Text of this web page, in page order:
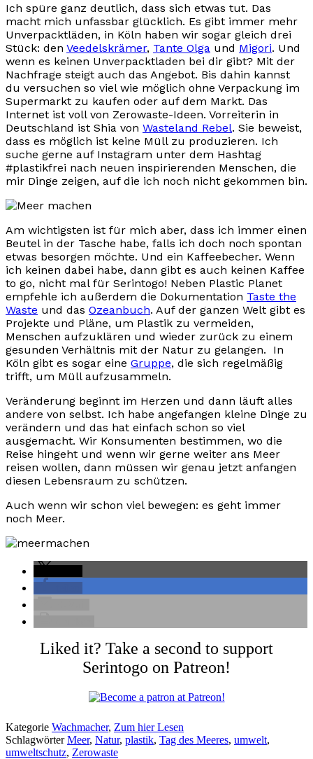
Ich spüre ganz deutlich, dass sich etwas tut. Das
macht mich unfassbar glücklich. Es gibt immer mehr
Unverpacktläden, in Köln haben wir sogar gleich drei
Stück: den Veedelskrämer, Tante Olga und Migori. Und
wenn es keinen Unverpacktladen bei dir gibt? Mit der
Nachfrage steigt auch das Angebot. Bis dahin kannst
du versuchen so viel wie möglich ohne Verpackung im
Supermarkt zu kaufen oder auf dem Markt. Das
Internet ist voll von Zerowaste-Ideen. Vorreiterin in
Deutschland ist Shia von Wasteland Rebel. Sie beweist,
dass es möglich ist keine Müll zu produzieren. Ich
suche gerne auf Instagram unter dem Hashtag
#plastikfrei nach neuen inspirierenden Menschen, die
mir Dinge zeigen, auf die ich noch nicht gekommen bin.
Am wichtigsten ist für mich aber, dass ich immer einen
Beutel in der Tasche habe, falls ich doch noch spontan
etwas besorgen möchte. Und ein Kaffeebecher. Wenn
ich keinen dabei habe, dann gibt es auch keinen Kaffee
to go, nicht mal für Serintogo! Neben Plastic Planet
empfehle ich außerdem die Dokumentation Taste the
Waste und das Ozeanbuch. Auf der ganzen Welt gibt es
Projekte und Pläne, um Plastik zu vermeiden,
Menschen aufzuklären und wieder zurück zu einem
gesunden Verhältnis mit der Natur zu gelangen. In
Köln gibt es sogar eine Gruppe, die sich regelmäßig
trifft, um Müll aufzusammeln.
Veränderung beginnt im Herzen und dann läuft alles
andere von selbst. Ich habe angefangen kleine Dinge zu
verändern und das hat einfach schon so viel
ausgemacht. Wir Konsumenten bestimmen, wo die
Reise hingeht und wenn wir gerne weiter ans Meer
reisen wollen, dann müssen wir genau jetzt anfangen
diesen Lebensraum zu schützen.
Auch wenn wir schon viel bewegen: es geht immer
noch Meer.
Liked it? Take a second to support
Serintogo on Patreon!
Kategorie Wachmacher, Zum hier Lesen
SchlagwörterMeer, Natur, plastik, Tag des Meeres, umwelt,
umweltschutz, Zerowaste